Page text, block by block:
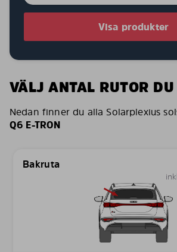
Visa produkter
VÄLJ ANTAL RUTOR
Nedan finner du alla Solarplexius
Q6 E-TRON
Bakruta